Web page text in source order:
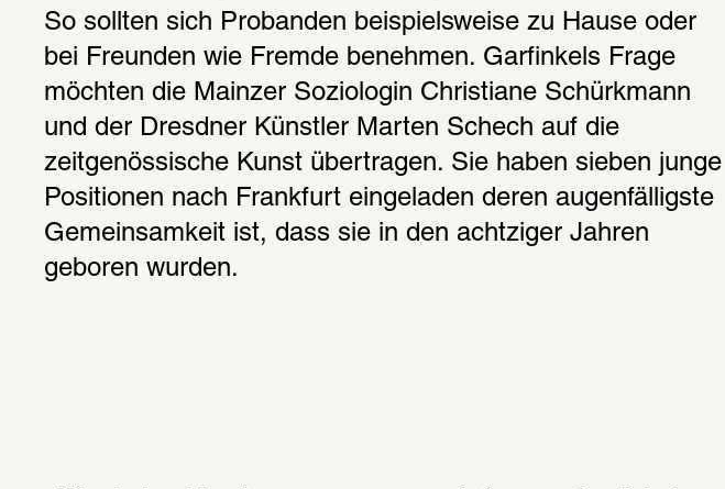
So sollten sich Probanden beispielsweise zu Hause oder
bei Freunden wie Fremde benehmen. Garfinkels Frage
möchten die Mainzer Soziologin Christiane Schürkmann
und der Dresdner Künstler Marten Schech auf die
zeitgenössische Kunst übertragen. Sie haben sieben junge
Positionen nach Frankfurt eingeladen deren augenfälligste
Gemeinsamkeit ist, dass sie in den achtziger Jahren
geboren wurden.